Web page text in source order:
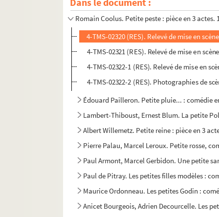
Sacha Guitry. Une petite main qui se place :
Romain Coolus. Petite peste : pièce en 3 actes.
4-TMS-02320 (RES). Relevé de mise en
4-TMS-02321 (RES). Relevé de mise en
4-TMS-02322-1 (RES). Relevé de mise en
4-TMS-02322-2 (RES). Photographies de
Édouard Pailleron. Petite pluie... : comédie
Lambert-Thiboust, Ernest Blum. La petite
Albert Willemetz. Petite reine : pièce en 3
Pierre Palau, Marcel Leroux. Petite rosse,
Paul Armont, Marcel Gerbidon. Une petite
Paul de Pitray. Les petites filles modèles :
Maurice Ordonneau. Les petites Godin :
Anicet Bourgeois, Adrien Decourcelle. Les